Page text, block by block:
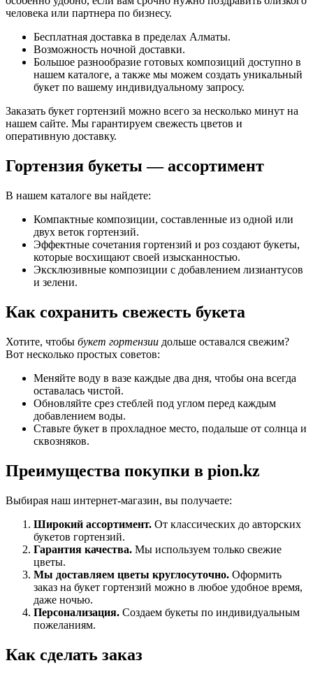
человека или партнера по бизнесу.
Бесплатная доставка в пределах Алматы.
Возможность ночной доставки.
Большое разнообразие готовых композиций доступно в
нашем каталоге, а также мы можем создать уникальный
букет по вашему индивидуальному запросу.
Заказать букет гортензий можно всего за несколько минут на
нашем сайте. Мы гарантируем свежесть цветов и
оперативную доставку.
Гортензия букеты — ассортимент
В нашем каталоге вы найдете:
Компактные композиции, составленные из одной или
двух веток гортензий.
Эффектные сочетания гортензий и роз создают букеты,
которые восхищают своей изысканностью.
Эксклюзивные композиции с добавлением лизиантусов
и зелени.
Как сохранить свежесть букета
Хотите, чтобы букет гортензии дольше оставался свежим?
Вот несколько простых советов:
Меняйте воду в вазе каждые два дня, чтобы она всегда
оставалась чистой.
Обновляйте срез стеблей под углом перед каждым
добавлением воды.
Ставьте букет в прохладное место, подальше от солнца и
сквозняков.
Преимущества покупки в pion.kz
Выбирая наш интернет-магазин, вы получаете:
Широкий ассортимент. От классических до авторских
букетов гортензий.
Гарантия качества. Мы используем только свежие
цветы.
Мы доставляем цветы круглосуточно. Оформить
заказ на букет гортензий можно в любое удобное время,
даже ночью.
Персонализация. Создаем букеты по индивидуальным
пожеланиям.
Как сделать заказ